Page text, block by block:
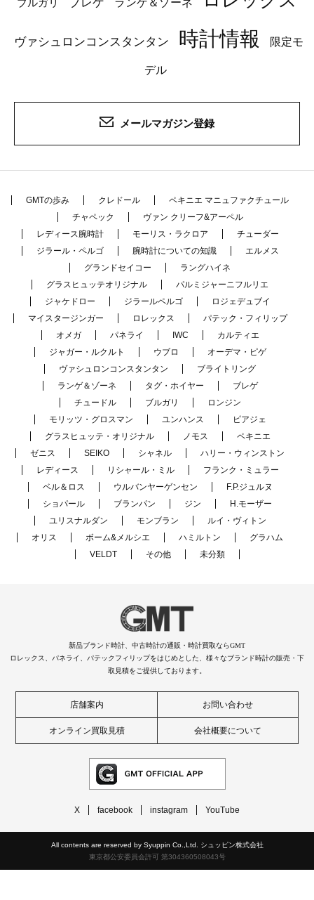
ブルガリ ランゲ＆ゾーネ
ヴァシュロンコンスタンタン 時計情報 限定モ
デル
メールマガジン登録
GMTの歩み クレドール
ペキニエ マニュファクチュール
チャペック
ヴァン クリーフ&アーペル
レディース腕時計
モーリス・ラクロア
チューダー
ジラール・ペルゴ
腕時計についての知識
エルメス
グランドセイコー
ラングハイネ
グラスヒュッテオリジナル
パルミジャーニフルリエ
ジャケドロー
ジラールペルゴ
ロジェデュブイ
マイスタージンガー
ロレックス
パテック・フィリップ
オメガ
パネライ IWC
カルティエ
ジャガー・ルクルト
ウブロ
オーデマ・ピゲ
ヴァシュロンコンスタンタン
ブライトリング
ランゲ＆ゾーネ
タグ・ホイヤー
ブレゲ
チュードル
ブルガリ
ロンジン
モリッツ・グロスマン
ユンハンス
ピアジェ
グラスヒュッテ・オリジナル
ノモス
ペキニエ
ゼニス
SEIKO シャネル
ハリー・ウィンストン
レディース
リシャール・ミル
フランク・ミュラー
ベル＆ロス
ウルバンヤーゲンセン
F.P.ジュルヌ
ショパール
ブランパン ジン
H.モーザー
ユリスナルダン
モンブラン
ルイ・ヴィトン
オリス
ボーム&メルシエ ハミルトン
グラハム
VELDT
その他 未分類
新品ブランド時計、中古時計の通販・時計買取ならGMT
ロレックス、パネライ、パテックフィリップをはじめとした、様々なブランド時計の販売・下
取見積をご提供しております。
店舗案内 お問い合わせ
オンライン買取見積 会社概要について
X facebook instagram YouTube
All contents are reserved by Syuppin Co.,Ltd. シュッピン株式会社
東京都公安委員会許可 第304360508043号